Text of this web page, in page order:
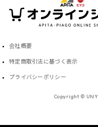
会社概要
特定商取引法に基づく表示
プライバシーポリシー
Copyright ©